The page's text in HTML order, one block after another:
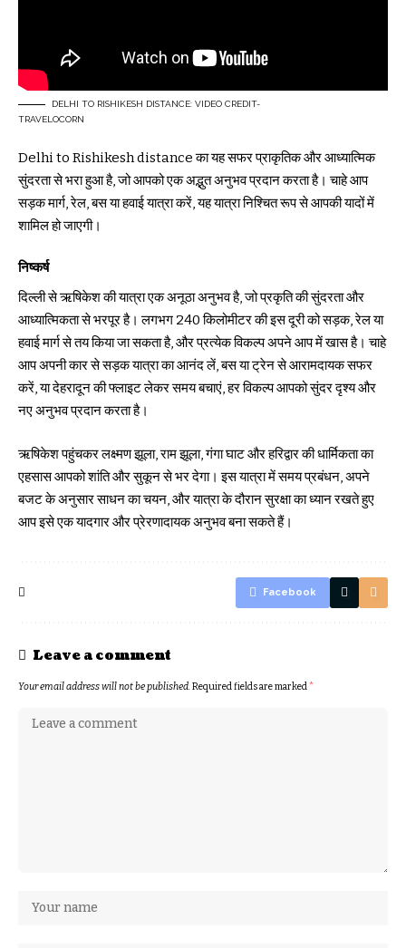
DELHI TO RISHIKESH DISTANCE: VIDEO CREDIT-
TRAVELOCORN
Delhi to Rishikesh distance का यह सफर प्राकृतिक और आध्यात्मिक
सुंदरता से भरा हुआ है, जो आपको एक अद्भुत अनुभव प्रदान करता है। चाहे आप
सड़क मार्ग, रेल, बस या हवाई यात्रा करें, यह यात्रा निश्चित रूप से आपकी यादों में
शामिल हो जाएगी।
निष्कर्ष
दिल्ली से ऋषिकेश की यात्रा एक अनूठा अनुभव है, जो प्रकृति की सुंदरता और
आध्यात्मिकता से भरपूर है। लगभग 240 किलोमीटर की इस दूरी को सड़क, रेल या
हवाई मार्ग से तय किया जा सकता है, और प्रत्येक विकल्प अपने आप में खास है। चाहे
आप अपनी कार से सड़क यात्रा का आनंद लें, बस या ट्रेन से आरामदायक सफर
करें, या देहरादून की फ्लाइट लेकर समय बचाएं, हर विकल्प आपको सुंदर दृश्य और
नए अनुभव प्रदान करता है।
ऋषिकेश पहुंचकर लक्ष्मण झूला, राम झूला, गंगा घाट और हरिद्वार की धार्मिकता का
एहसास आपको शांति और सुकून से भर देगा। इस यात्रा में समय प्रबंधन, अपने
बजट के अनुसार साधन का चयन, और यात्रा के दौरान सुरक्षा का ध्यान रखते हुए
आप इसे एक यादगार और प्रेरणादायक अनुभव बना सकते हैं।
Facebook
Leave a comment
Your email address will not be published.Required fields are marked*